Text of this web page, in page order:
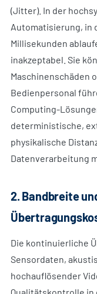
(Jitter). In der
Automatisierung, in
Millisekunden
inakzeptabel. Sie
Maschinenschäden
Bedienpersonal
Computing-
deterministische,
physikalische
Datenverarbeitung
2. Bandbreite
Die kontinuierliche
Sensordaten,
hochauflösender